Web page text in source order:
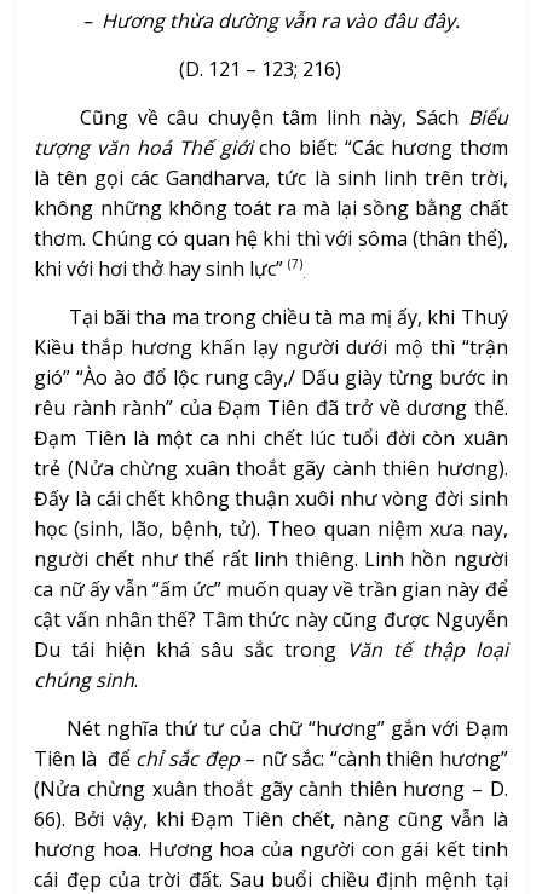
– Hương thừa dường vẫn ra vào đâu đây.
(D. 121 – 123; 216)
Cũng về câu chuyện tâm linh này, Sách Biểu
tượng văn hoá Thế giớicho biết: “Các hương thơm
là tên gọi các Gandharva, tức là sinh linh trên trời,
không những không toát ra mà lại sồng bằng chất
thơm. Chúng có quan hệ khi thì với sôma (thân thể),
khi với hơi thở hay sinh lực”(7)
.
Tại bãi tha ma trong chiều tà ma mị ấy, khi Thuý
Kiều thắp hương khấn lạy người dưới mộ thì “trận
gió” “Ào ào đổ lộc rung cây,/ Dấu giày từng bước in
rêu rành rành” của Đạm Tiên đã trở về dương thế.
Đạm Tiên là một ca nhi chết lúc tuổi đời còn xuân
trẻ (Nửa chừng xuân thoắt gãy cành thiên hương).
Đấy là cái chết không thuận xuôi như vòng đời sinh
học (sinh, lão, bệnh, tử). Theo quan niệm xưa nay,
người chết như thế rất linh thiêng. Linh hồn người
ca nữ ấy vẫn “ấm ức” muốn quay về trần gian này để
cật vấn nhân thế? Tâm thức này cũng được Nguyễn
Du tái hiện khá sâu sắc trong Văn tế thập loại
chúng sinh.
Nét nghĩa thứ tư của chữ “hương” gắn với Đạm
Tiên là để chỉ sắc đẹp– nữ sắc: “cành thiên hương”
(Nửa chừng xuân thoắt gãy cành thiên hương – D.
66). Bởi vậy, khi Đạm Tiên chết, nàng cũng vẫn là
hương hoa. Hương hoa của người con gái kết tinh
cái đẹp của trời đất. Sau buổi chiều định mệnh tại